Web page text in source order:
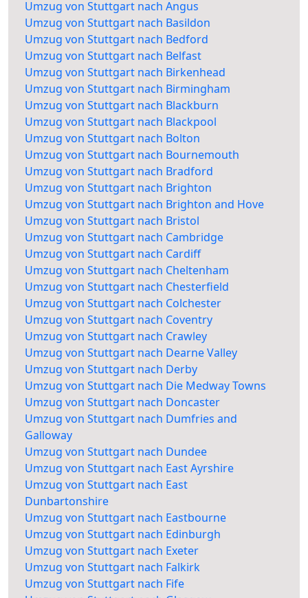
Umzug von Stuttgart nach Angus
Umzug von Stuttgart nach Basildon
Umzug von Stuttgart nach Bedford
Umzug von Stuttgart nach Belfast
Umzug von Stuttgart nach Birkenhead
Umzug von Stuttgart nach Birmingham
Umzug von Stuttgart nach Blackburn
Umzug von Stuttgart nach Blackpool
Umzug von Stuttgart nach Bolton
Umzug von Stuttgart nach Bournemouth
Umzug von Stuttgart nach Bradford
Umzug von Stuttgart nach Brighton
Umzug von Stuttgart nach Brighton and Hove
Umzug von Stuttgart nach Bristol
Umzug von Stuttgart nach Cambridge
Umzug von Stuttgart nach Cardiff
Umzug von Stuttgart nach Cheltenham
Umzug von Stuttgart nach Chesterfield
Umzug von Stuttgart nach Colchester
Umzug von Stuttgart nach Coventry
Umzug von Stuttgart nach Crawley
Umzug von Stuttgart nach Dearne Valley
Umzug von Stuttgart nach Derby
Umzug von Stuttgart nach Die Medway Towns
Umzug von Stuttgart nach Doncaster
Umzug von Stuttgart nach Dumfries and
Galloway
Umzug von Stuttgart nach Dundee
Umzug von Stuttgart nach East Ayrshire
Umzug von Stuttgart nach East
Dunbartonshire
Umzug von Stuttgart nach Eastbourne
Umzug von Stuttgart nach Edinburgh
Umzug von Stuttgart nach Exeter
Umzug von Stuttgart nach Falkirk
Umzug von Stuttgart nach Fife